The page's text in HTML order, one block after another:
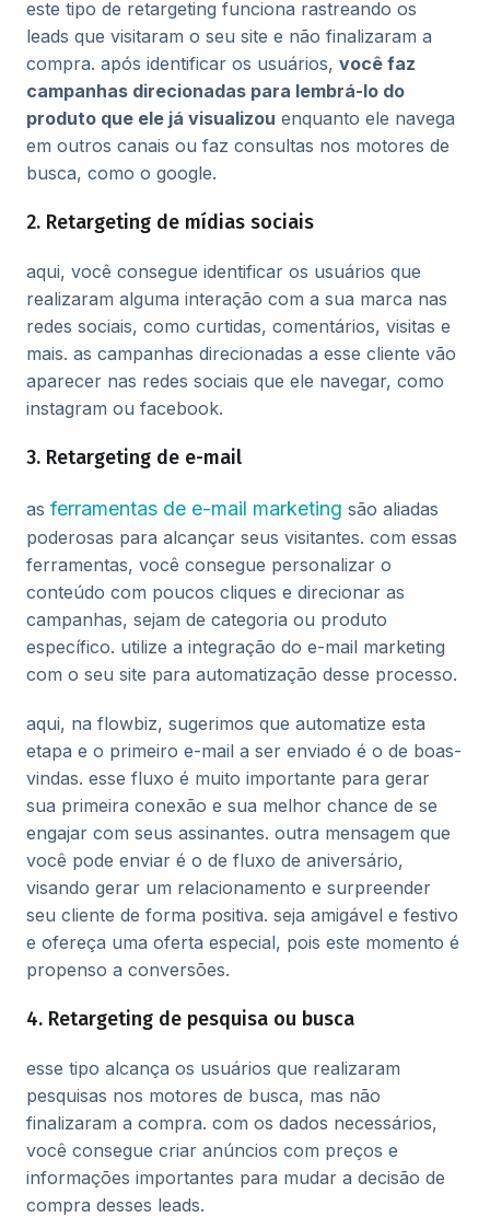
este tipo de retargeting funciona rastreando os
leads que visitaram o seu site e não finalizaram a
compra. após identificar os usuários, você faz
campanhas direcionadas para lembrá-lo do
produto que ele já visualizou enquanto ele navega
em outros canais ou faz consultas nos motores de
busca, como o google.
2. Retargeting de mídias sociais
aqui, você consegue identificar os usuários que
realizaram alguma interação com a sua marca nas
redes sociais, como curtidas, comentários, visitas e
mais. as campanhas direcionadas a esse cliente vão
aparecer nas redes sociais que ele navegar, como
instagram ou facebook.
3. Retargeting de e-mail
as ferramentas de e-mail marketing são aliadas
poderosas para alcançar seus visitantes. com essas
ferramentas, você consegue personalizar o
conteúdo com poucos cliques e direcionar as
campanhas, sejam de categoria ou produto
específico. utilize a integração do e-mail marketing
com o seu site para automatização desse processo.
aqui, na flowbiz, sugerimos que automatize esta
etapa e o primeiro e-mail a ser enviado é o de boas-
vindas. esse fluxo é muito importante para gerar
sua primeira conexão e sua melhor chance de se
engajar com seus assinantes. outra mensagem que
você pode enviar é o de fluxo de aniversário,
visando gerar um relacionamento e surpreender
seu cliente de forma positiva. seja amigável e festivo
e ofereça uma oferta especial, pois este momento é
propenso a conversões.
4. Retargeting de pesquisa ou busca
esse tipo alcança os usuários que realizaram
pesquisas nos motores de busca, mas não
finalizaram a compra. com os dados necessários,
você consegue criar anúncios com preços e
informações importantes para mudar a decisão de
compra desses leads.